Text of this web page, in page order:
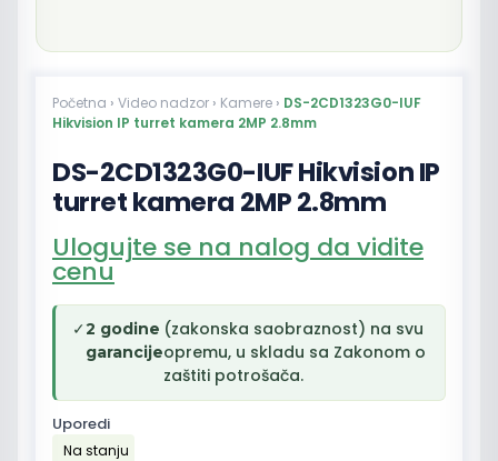
Početna › Video nadzor › Kamere › DS-2CD1323G0-IUF
Hikvision IP turret kamera 2MP 2.8mm
DS-2CD1323G0-IUF Hikvision IP
turret kamera 2MP 2.8mm
Ulogujte se na nalog da vidite
cenu
✓2 godine
garancije
(zakonska saobraznost) na svu
opremu, u skladu sa Zakonom o
zaštiti potrošača.
Uporedi
Na stanju